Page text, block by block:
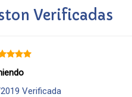
Verificadas
Verificada